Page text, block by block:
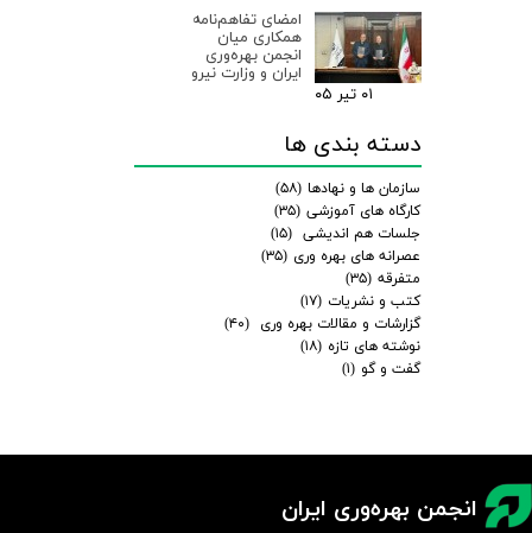
امضای تفاهم‌نامه
همکاری میان
انجمن بهره‌وری
ایران و وزارت نیرو
۰۱ تیر ۰۵
دسته بندی ها
سازمان ها و نهادها (۵۸)
کارگاه های آموزشی (۳۵)
جلسات هم اندیشی (۱۵)
عصرانه های بهره وری (۳۵)
متفرقه (۳۵)
کتب و نشریات (۱۷)
گزارشات و مقالات بهره وری
(۴۰)
نوشته های تازه (۱۸)
گفت و گو (۱)
انجمن بهره‌وری ایران